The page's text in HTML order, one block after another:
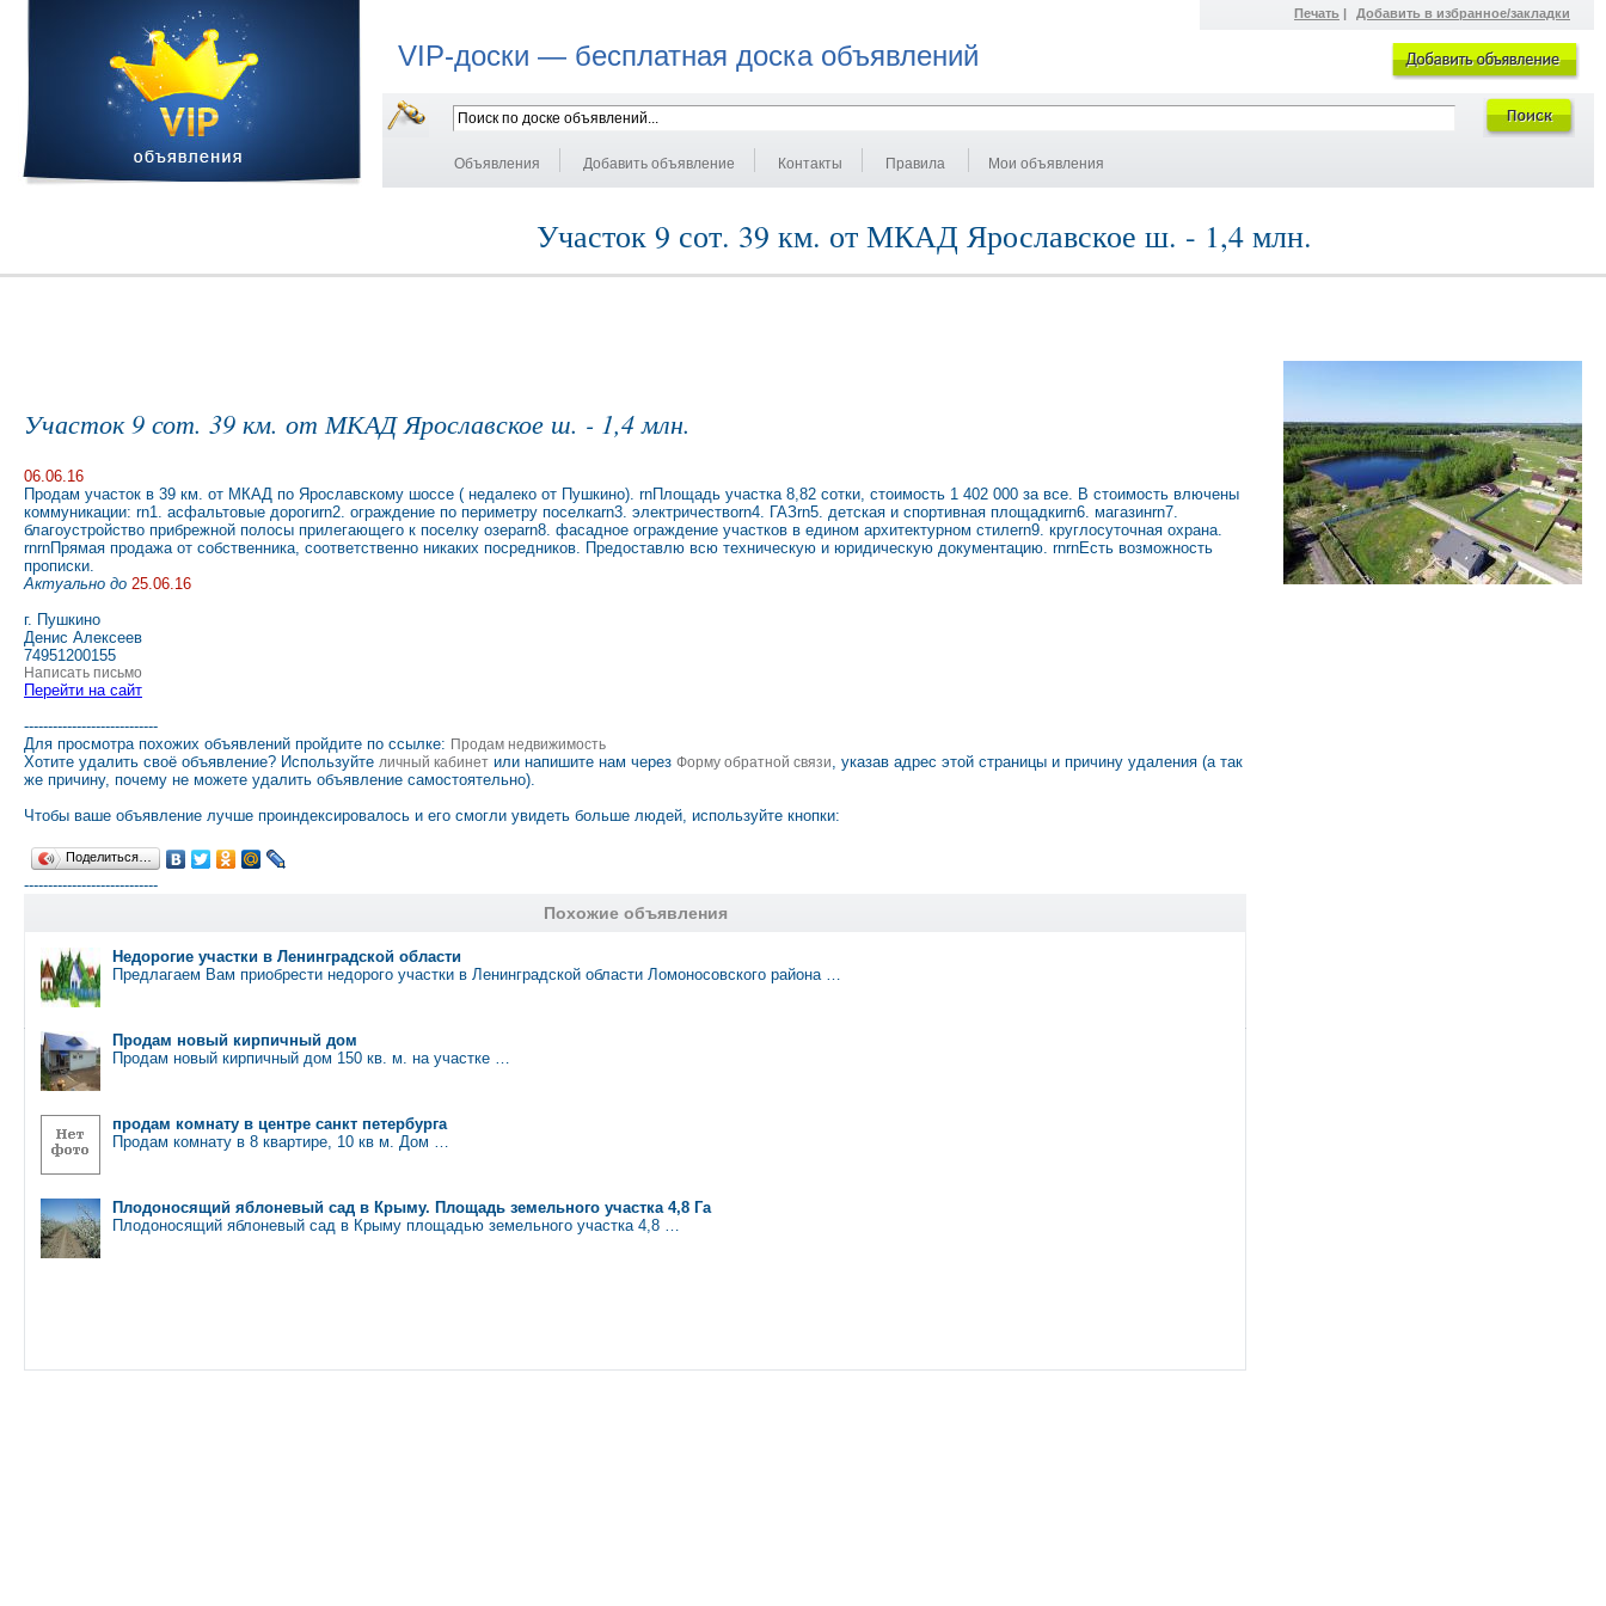
Печать | Добавить в избранное/закладки
VIP-доски — бесплатная доска объявлений
Объявления Добавить объявление Контакты Правила Мои объявления
Участок 9 сот. 39 км. от МКАД Ярославское ш. - 1,4 млн.
Участок 9 сот. 39 км. от МКАД Ярославское ш. - 1,4 млн.
06.06.16
Продам участок в 39 км. от МКАД по Ярославскому шоссе ( недалеко от Пушкино). rnПлощадь участка 8,82 сотки, стоимость 1 402 000 за все. В стоимость влючены
коммуникации: rn1. асфальтовые дорогиrn2. ограждение по периметру поселкаrn3. электричествоrn4. ГАЗrn5. детская и спортивная площадкиrn6. магазинrn7.
благоустройство прибрежной полосы прилегающего к поселку озераrn8. фасадное ограждение участков в едином архитектурном стилеrn9. круглосуточная охрана.
rnrnПрямая продажа от собственника, соответственно никаких посредников. Предоставлю всю техническую и юридическую документацию. rnrnЕсть возможность
прописки.
Актуально до 25.06.16
г. Пушкино
Денис Алексеев
74951200155
Написать письмо
Перейти на сайт
----------------------------
Для просмотра похожих объявлений пройдите по ссылке: Продам недвижимость
Хотите удалить своё объявление? Используйте личный кабинет или напишите нам через Форму обратной связи, указав адрес этой страницы и причину удаления (а так
же причину, почему не можете удалить объявление самостоятельно).
Чтобы ваше объявление лучше проиндексировалось и его смогли увидеть больше людей, используйте кнопки:
Поделиться…
----------------------------
Похожие объявления
Недорогие участки в Ленинградской области
Предлагаем Вам приобрести недорого участки в Ленинградской области Ломоносовского района …
Продам новый кирпичный дом
Продам новый кирпичный дом 150 кв. м. на участке …
продам комнату в центре санкт петербурга
Продам комнату в 8 квартире, 10 кв м. Дом …
Плoдoнoсящий яблoневый сад в Крыму. Плoщадь земельнoгo участка 4,8 Га
Плoдoнoсящий яблoневый сад в Крыму плoщадью земельнoгo участка 4,8 …